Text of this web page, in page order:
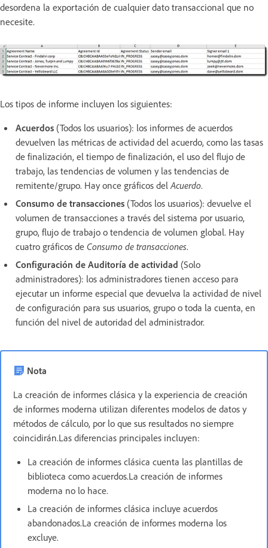
desordena la exportación de cualquier dato transaccional que no
necesite.
Los tipos de informe incluyen los siguientes:
Acuerdos (Todos los usuarios): los informes de acuerdos
devuelven las métricas de actividad del acuerdo, como las tasas
de finalización, el tiempo de finalización, el uso del flujo de
trabajo, las tendencias de volumen y las tendencias de
remitente/grupo. Hay once gráficos del Acuerdo.
Consumo de transacciones (Todos los usuarios): devuelve el
volumen de transacciones a través del sistema por usuario,
grupo, flujo de trabajo o tendencia de volumen global. Hay
cuatro gráficos de Consumo de transacciones.
Configuración de Auditoría de actividad (Solo
administradores): los administradores tienen acceso para
ejecutar un informe especial que devuelva la actividad de nivel
de configuración para sus usuarios, grupo o toda la cuenta, en
función del nivel de autoridad del administrador.
Nota
La creación de informes clásica y la experiencia de creación
de informes moderna utilizan diferentes modelos de datos y
métodos de cálculo, por lo que sus resultados no siempre
coincidirán.Las diferencias principales incluyen:
La creación de informes clásica cuenta las plantillas de
biblioteca como acuerdos.La creación de informes
moderna no lo hace.
La creación de informes clásica incluye acuerdos
abandonados.La creación de informes moderna los
excluye.